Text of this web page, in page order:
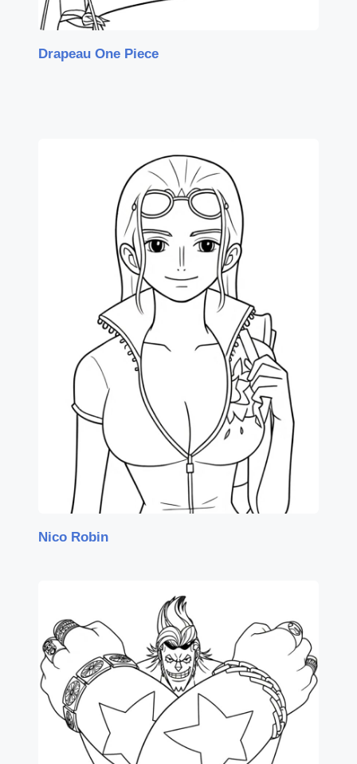
Drapeau One Piece
Nico Robin